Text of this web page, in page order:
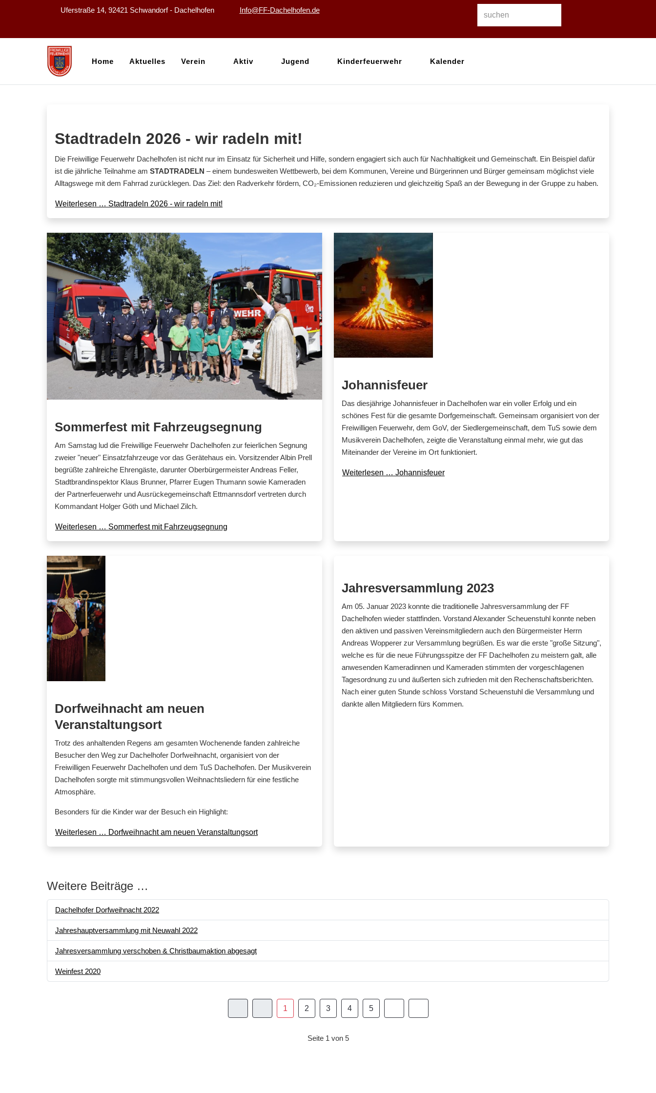
Uferstraße 14, 92421 Schwandorf - Dachelhofen Info@FF-Dachelhofen.de
Home Aktuelles Verein Aktiv Jugend Kinderfeuerwehr Kalender
Stadtradeln 2026 - wir radeln mit!
Die Freiwillige Feuerwehr Dachelhofen ist nicht nur im Einsatz für Sicherheit und Hilfe, sondern engagiert sich auch für Nachhaltigkeit und Gemeinschaft. Ein Beispiel dafür
ist die jährliche Teilnahme am STADTRADELN – einem bundesweiten Wettbewerb, bei dem Kommunen, Vereine und Bürgerinnen und Bürger gemeinsam möglichst viele
Alltagswege mit dem Fahrrad zurücklegen. Das Ziel: den Radverkehr fördern, CO₂-Emissionen reduzieren und gleichzeitig Spaß an der Bewegung in der Gruppe zu haben.
Weiterlesen … Stadtradeln 2026 - wir radeln mit!
Sommerfest mit Fahrzeugsegnung
Am Samstag lud die Freiwillige Feuerwehr Dachelhofen zur feierlichen Segnung
zweier "neuer" Einsatzfahrzeuge vor das Gerätehaus ein. Vorsitzender Albin Prell
begrüßte zahlreiche Ehrengäste, darunter Oberbürgermeister Andreas Feller,
Stadtbrandinspektor Klaus Brunner, Pfarrer Eugen Thumann sowie Kameraden
der Partnerfeuerwehr und Ausrückegemeinschaft Ettmannsdorf vertreten durch
Kommandant Holger Göth und Michael Zilch.
Weiterlesen … Sommerfest mit Fahrzeugsegnung
Johannisfeuer
Das diesjährige Johannisfeuer in Dachelhofen war ein voller Erfolg und ein
schönes Fest für die gesamte Dorfgemeinschaft. Gemeinsam organisiert von der
Freiwilligen Feuerwehr, dem GoV, der Siedlergemeinschaft, dem TuS sowie dem
Musikverein Dachelhofen, zeigte die Veranstaltung einmal mehr, wie gut das
Miteinander der Vereine im Ort funktioniert.
Weiterlesen … Johannisfeuer
Dorfweihnacht am neuen
Veranstaltungsort
Trotz des anhaltenden Regens am gesamten Wochenende fanden zahlreiche
Besucher den Weg zur Dachelhofer Dorfweihnacht, organisiert von der
Freiwilligen Feuerwehr Dachelhofen und dem TuS Dachelhofen. Der Musikverein
Dachelhofen sorgte mit stimmungsvollen Weihnachtsliedern für eine festliche
Atmosphäre.
Besonders für die Kinder war der Besuch ein Highlight:
Weiterlesen … Dorfweihnacht am neuen Veranstaltungsort
Jahresversammlung 2023
Am 05. Januar 2023 konnte die traditionelle Jahresversammlung der FF
Dachelhofen wieder stattfinden. Vorstand Alexander Scheuenstuhl konnte neben
den aktiven und passiven Vereinsmitgliedern auch den Bürgermeister Herrn
Andreas Wopperer zur Versammlung begrüßen. Es war die erste "große Sitzung",
welche es für die neue Führungsspitze der FF Dachelhofen zu meistern galt, alle
anwesenden Kameradinnen und Kameraden stimmten der vorgeschlagenen
Tagesordnung zu und äußerten sich zufrieden mit den Rechenschaftsberichten.
Nach einer guten Stunde schloss Vorstand Scheuenstuhl die Versammlung und
dankte allen Mitgliedern fürs Kommen.
Weitere Beiträge …
Dachelhofer Dorfweihnacht 2022
Jahreshauptversammlung mit Neuwahl 2022
Jahresversammlung verschoben & Christbaumaktion abgesagt
Weinfest 2020
1 2 3 4 5
Seite 1 von 5